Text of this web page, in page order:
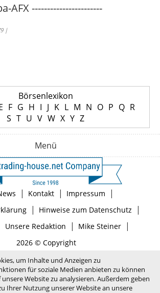
AFX -----------------------
|
Börsenlexikon
F G H I J K L M N O P Q R
S T U V W X Y Z
Menü
| Kontakt | Impressum |
| Hinweise zum Datenschutz |
Unsere Redaktion | Mike Steiner|
2026 © Copyright
um Inhalte und Anzeigen zu
für soziale Medien anbieten zu können
Website zu analysieren. Außerdem geben
Ihrer Nutzung unserer Website an unsere